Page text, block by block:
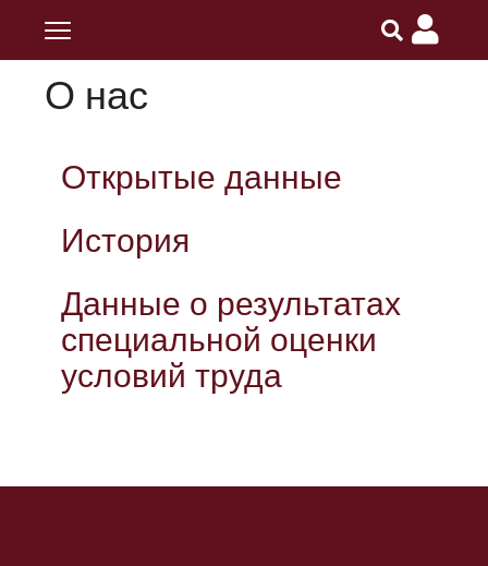
Главная
О нас
Открытые данные
История
Данные о результатах
специальной оценки
условий труда